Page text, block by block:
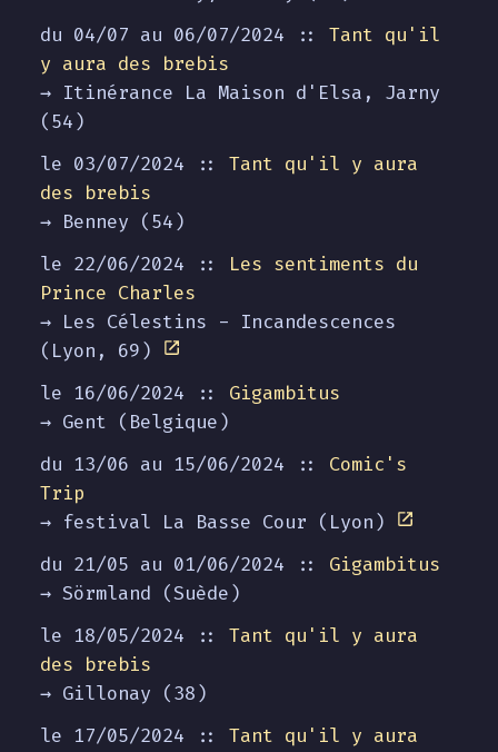
du 04/07 au 06/07/2024 :: Tant qu'il
y aura des brebis
→ Itinérance La Maison d'Elsa, Jarny
(54)
le 03/07/2024 :: Tant qu'il y aura
des brebis
→ Benney (54)
le 22/06/2024 :: Les sentiments du
Prince Charles
→ Les Célestins - Incandescences
(Lyon, 69)
le 16/06/2024 :: Gigambitus
→ Gent (Belgique)
du 13/06 au 15/06/2024 :: Comic's
Trip
→ festival La Basse Cour (Lyon)
du 21/05 au 01/06/2024 :: Gigambitus
→ Sörmland (Suède)
le 18/05/2024 :: Tant qu'il y aura
des brebis
→ Gillonay (38)
le 17/05/2024 :: Tant qu'il y aura